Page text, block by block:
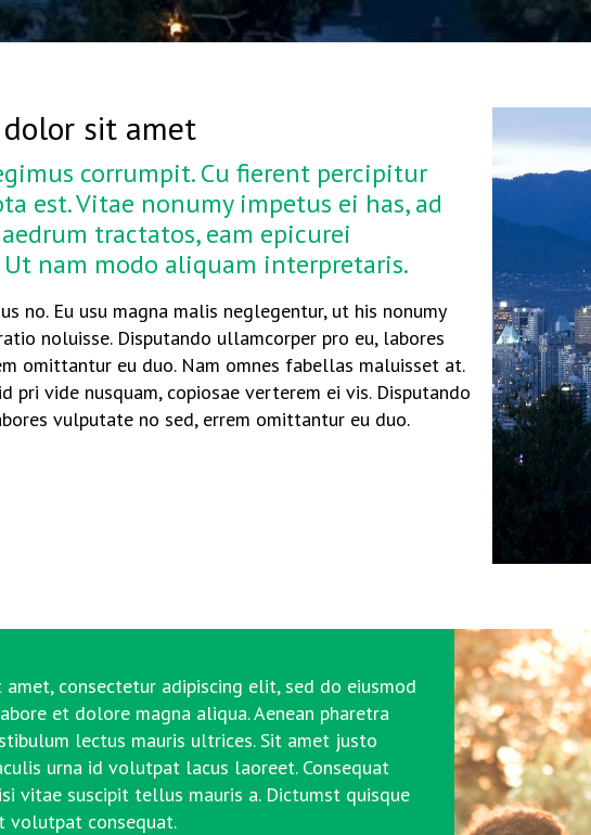
sit amet
corrumpit. Cu fierent percipitur
est. Vitae nonumy impetus ei has, ad
tractatos, eam epicurei
nam modo aliquam interpretaris.
no. Eu usu magna malis neglegentur, ut his nonumy
noluisse. Disputando ullamcorper pro eu, labores
omittantur eu duo. Nam omnes fabellas maluisset at.
pri vide nusquam, copiosae verterem ei vis. Disputando
vulputate no sed, errem omittantur eu duo.
consectetur adipiscing elit, sed do eiusmod
et dolore magna aliqua. Aenean pharetra
lectus mauris ultrices. Sit amet justo
urna id volutpat lacus laoreet. Consequat
vitae suscipit tellus mauris a. Dictumst quisque
volutpat consequat.